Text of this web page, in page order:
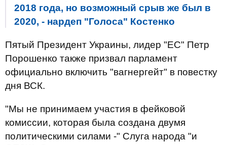
2018 года, но возможный срыв же был в
2020, - нардеп "Голоса" Костенко
Пятый Президент Украины, лидер "ЕС" Петр
Порошенко также призвал парламент
официально включить "вагнергейт" в повестку
дня ВСК.
"Мы не принимаем участия в фейковой
комиссии, которая была создана двумя
политическими силами -" Слуга народа "и